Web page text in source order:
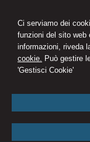
Ci serviamo dei
funzioni del sito web
informazioni, riveda
cookie. Può gestire
'Gestisci Cookie'